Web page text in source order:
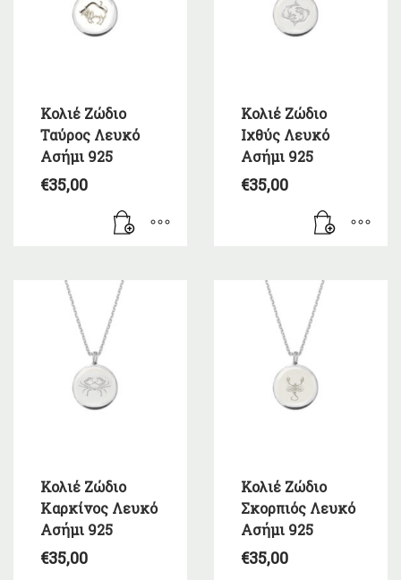
Κολιέ Ζώδιο
Ταύρος Λευκό
Ασήμι 925
€35,00
Κολιέ Ζώδιο
Ιχθύς Λευκό
Ασήμι 925
€35,00
Κολιέ Ζώδιο
Καρκίνος Λευκό
Ασήμι 925
€35,00
Κολιέ Ζώδιο
Σκορπιός Λευκό
Ασήμι 925
€35,00